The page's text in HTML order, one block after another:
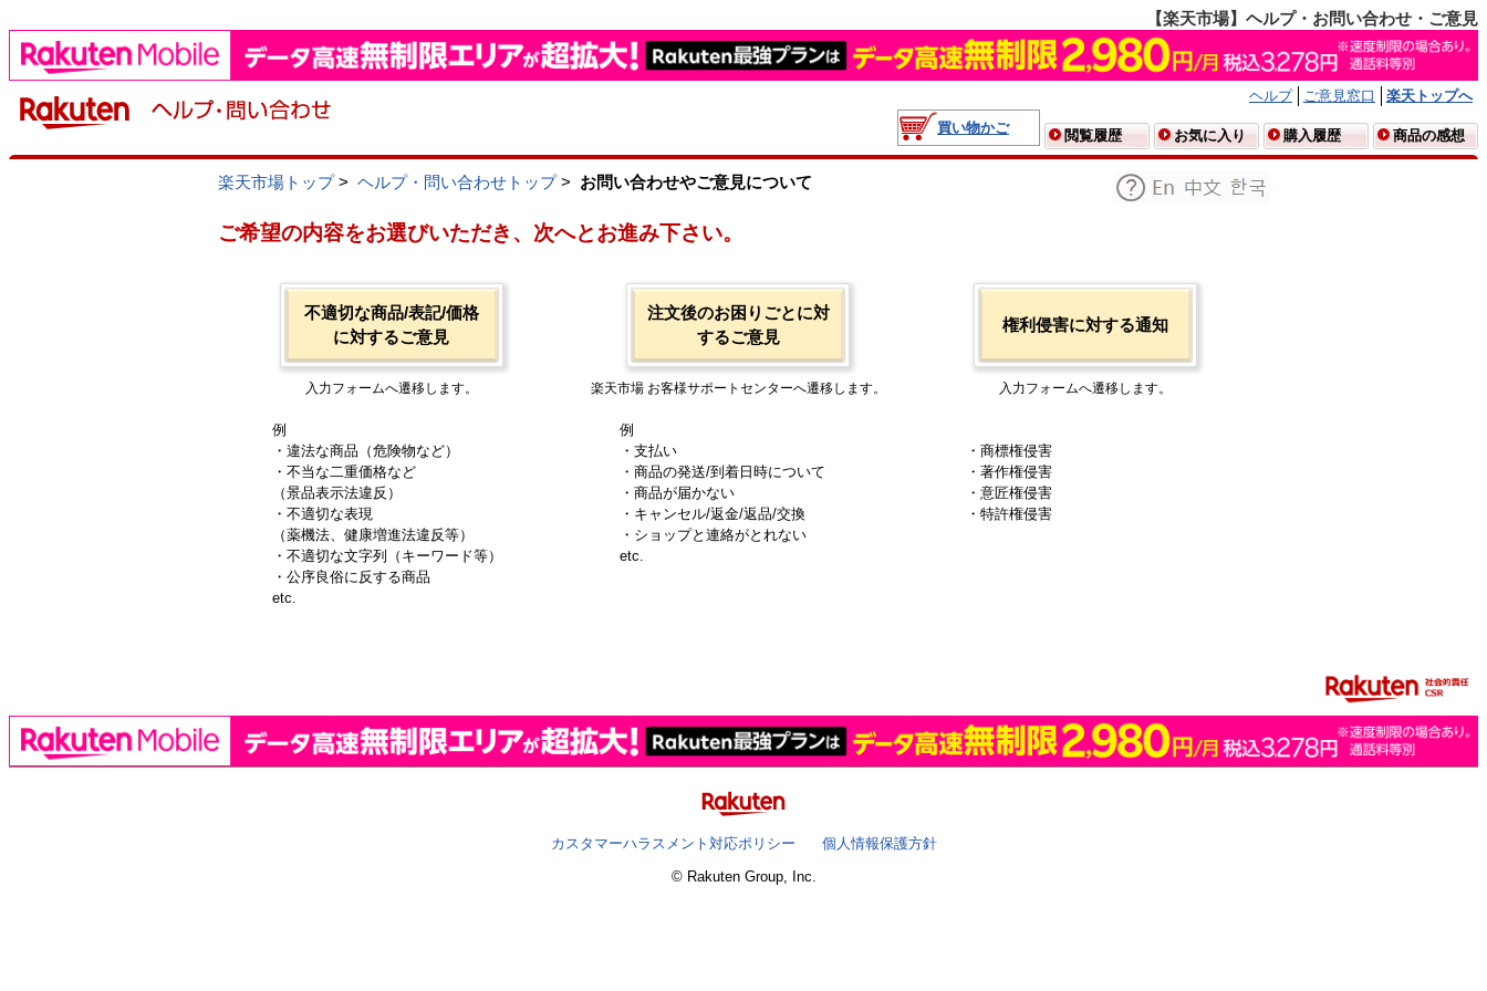
【楽天市場】ヘルプ・お問い合わせ・ご意見
ヘルプ ご意見窓口
楽天トップへ
買い物かご
閲覧履歴 お気に入り 購入履歴 商品の感想
楽天市場トップ> ヘルプ・問い合わせトップ> お問い合わせやご意見について
ご希望の内容をお選びいただき、次へとお進み下さい。
不適切な商品/表記/価格
に対するご意見
入力フォームへ遷移します。
例
・違法な商品（危険物など）
・不当な二重価格など
（景品表示法違反）
・不適切な表現
（薬機法、健康増進法違反等）
・不適切な文字列（キーワード等）
・公序良俗に反する商品
etc.
注文後のお困りごとに対
するご意見
楽天市場 お客様サポートセンターへ遷移します。
例
・支払い
・商品の発送/到着日時について
・商品が届かない
・キャンセル/返金/返品/交換
・ショップと連絡がとれない
etc.
権利侵害に対する通知
入力フォームへ遷移します。
・商標権侵害
・著作権侵害
・意匠権侵害
・特許権侵害
カスタマーハラスメント対応ポリシー
個人情報保護方針
© Rakuten Group, Inc.